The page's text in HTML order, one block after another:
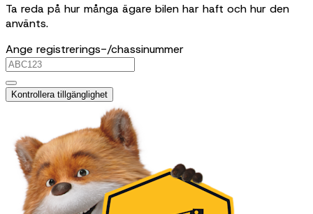
Ta reda på hur många ägare bilen har haft och hur den
använts.
Ange registrerings-/chassinummer
Kontrollera tillgänglighet